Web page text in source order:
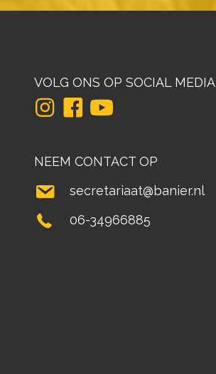
VOLG ONS OP SOCIAL MEDIA
NEEM CONTACT OP
secretariaat@banier.nl
06-34966885